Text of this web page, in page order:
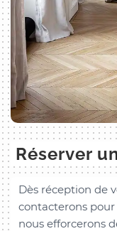
Réserver
Dès réception de
contacterons
nous efforcerons